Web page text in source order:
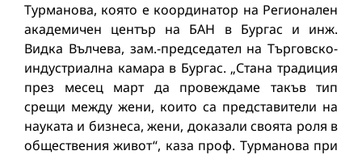
Турманова, която е координатор на Регионален
академичен център на БАН в Бургас и инж.
Видка Вълчева, зам.-председател на Търговско-
индустриална камара в Бургас. „Стана традиция
през месец март да провеждаме такъв тип
срещи между жени, които са представители на
науката и бизнеса, жени, доказали своята роля в
обществения живот“, каза проф. Турманова при